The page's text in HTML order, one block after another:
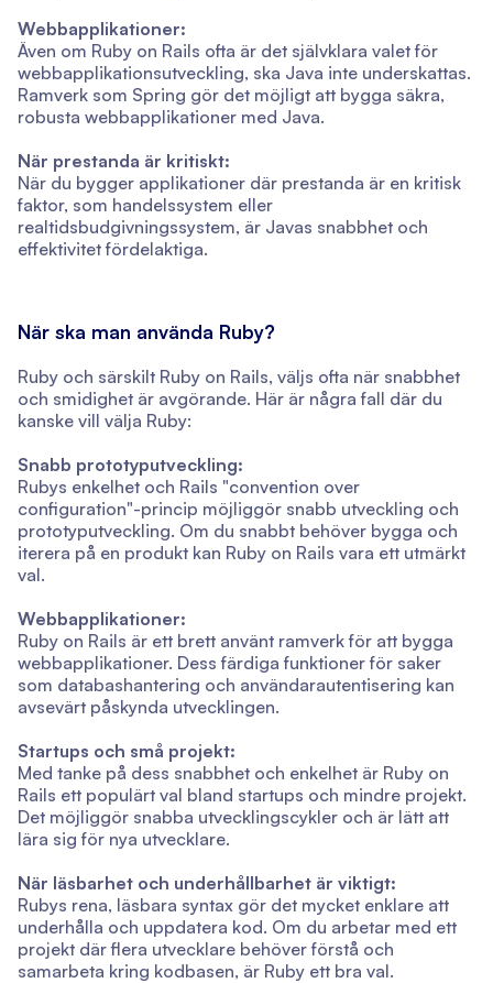
Webbapplikationer:
Även om Ruby on Rails ofta är det självklara valet för
webbapplikationsutveckling, ska Java inte underskattas.
Ramverk som Spring gör det möjligt att bygga säkra,
robusta webbapplikationer med Java.
När prestanda är kritiskt:
När du bygger applikationer där prestanda är en kritisk
faktor, som handelssystem eller
realtidsbudgivningssystem, är Javas snabbhet och
effektivitet fördelaktiga.
När ska man använda Ruby?
Ruby och särskilt Ruby on Rails, väljs ofta när snabbhet
och smidighet är avgörande. Här är några fall där du
kanske vill välja Ruby:
Snabb prototyputveckling:
Rubys enkelhet och Rails "convention over
configuration"-princip möjliggör snabb utveckling och
prototyputveckling. Om du snabbt behöver bygga och
iterera på en produkt kan Ruby on Rails vara ett utmärkt
val.
Webbapplikationer:
Ruby on Rails är ett brett använt ramverk för att bygga
webbapplikationer. Dess färdiga funktioner för saker
som databashantering och användarautentisering kan
avsevärt påskynda utvecklingen.
Startups och små projekt:
Med tanke på dess snabbhet och enkelhet är Ruby on
Rails ett populärt val bland startups och mindre projekt.
Det möjliggör snabba utvecklingscykler och är lätt att
lära sig för nya utvecklare.
När läsbarhet och underhållbarhet är viktigt:
Rubys rena, läsbara syntax gör det mycket enklare att
underhålla och uppdatera kod. Om du arbetar med ett
projekt där flera utvecklare behöver förstå och
samarbeta kring kodbasen, är Ruby ett bra val.